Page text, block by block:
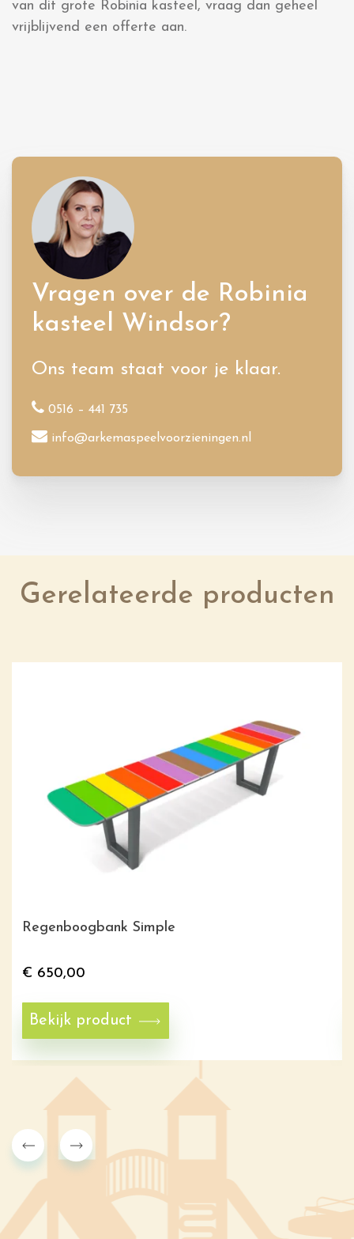
van dit grote Robinia kasteel, vraag dan geheel
vrijblijvend een offerte aan.
Vragen over de Robinia
kasteel Windsor?
Ons team staat voor je klaar.
0516 – 441 735
info@arkemaspeelvoorzieningen.nl
Gerelateerde producten
Regenboogbank Simple
€ 650,00
Bekijk product